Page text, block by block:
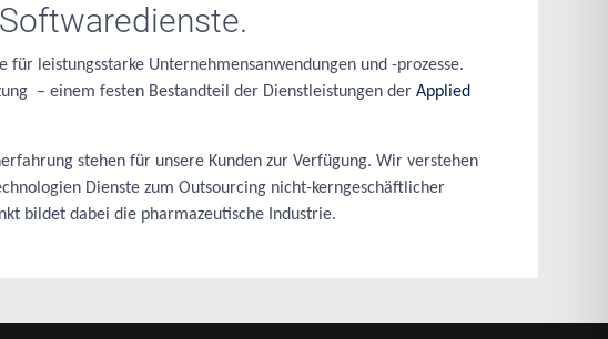
leistungsstarke Unternehmensanwendungen und -prozesse.
– einem festen Bestandteil der Dienstleistungen der Applied
stehen für unsere Kunden zur Verfügung. Wir verstehen
Dienste zum Outsourcing nicht-kerngeschäftlicher
bildet dabei die pharmazeutische Industrie.